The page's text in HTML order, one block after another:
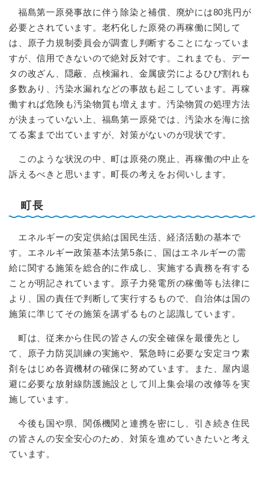
福島第一原発事故に伴う除染と補償、廃炉には80兆円が
必要とされています。老朽化した原発の再稼働に関して
は、原子力規制委員会が調査し判断することになっていま
すが、信用できないので絶対反対です。これまでも、デー
タの改ざん、隠蔽、点検漏れ、金属疲労によるひび割れも
多数あり、汚染水漏れなどの事故も起こしています。再稼
働すれば危険も汚染物質も増えます。汚染物質の処理方法
が決まっていない上、福島第一原発では、汚染水を海に捨
てる案まで出ていますが、対策がないのが現状です。
このような状況の中、町は原発の廃止、再稼働の中止を
訴えるべきと思います。町長の考えをお伺いします。
町長
エネルギーの安定供給は国民生活、経済活動の基本で
す。エネルギー政策基本法第5条に、国はエネルギーの需
給に関する施策を総合的に作成し、実施する責務を有する
ことが明記されています。原子力発電所の稼働等も法律に
より、国の責任で判断して実行するもので、自治体は国の
施策に準じてその施策を講ずるものと認識しています。
町は、従来から住民の皆さんの安全確保を最優先とし
て、原子力防災訓練の実施や、緊急時に必要な安定ヨウ素
剤をはじめ各資機材の確保に努めています。また、屋内退
避に必要な放射線防護施設として川上集会場の改修等を実
施しています。
今後も国や県、関係機関と連携を密にし、引き続き住民
の皆さんの安全安心のため、対策を進めていきたいと考え
ています。